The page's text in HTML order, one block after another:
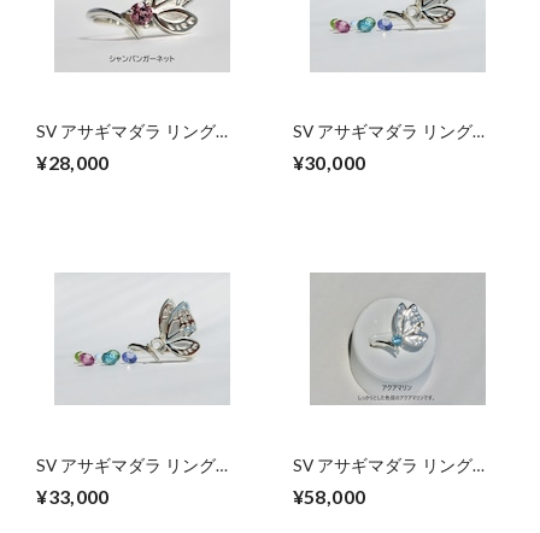
SV アサギマダラ リング
ンガーネット・ロイヤルブ
¥28,000
SV アサギマダラ リング
ン・タンザナイト・ジルコ
¥30,000
SV アサギマダラ リング
イト・トパーズ・Gベリル
¥33,000
SV アサギマダラ リング
リン
¥58,000